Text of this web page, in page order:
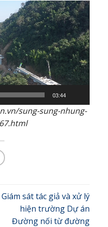
03:44
sung-sung-nhung-
Giám sát tác giả và xử lý
hiện trường Dự án
Đường nối từ đường